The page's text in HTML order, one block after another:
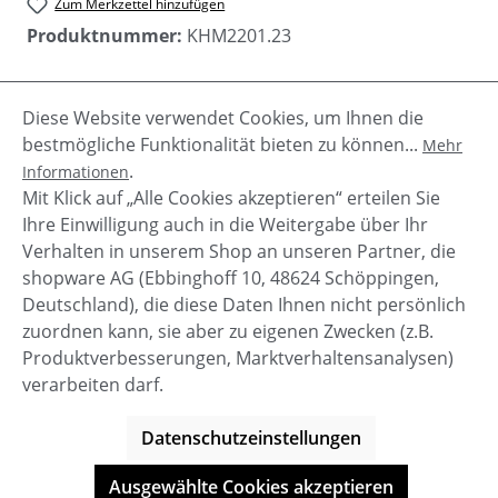
Zum Merkzettel hinzufügen
Produktnummer: KHM2201.23
Beschreibung
Die warme Herren Steppjacke CLOYD von Khujo für
Herren überzeugt durch den hohen Komfort gegen
die winterliche Kälte.Der hoh…Mehr
Service-Hotline
Informationen
Diese Website verwendet Cookies, um Ihnen die
bestmögliche Funktionalität bieten zu können... Mehr
Informationen.
Mit Klick auf „Alle Cookies akzeptieren“ erteilen Sie
Ihre Einwilligung auch in die Weitergabe über Ihr
Verhalten in unserem Shop an unseren Partner, die
shopware AG (Ebbinghoff 10, 48624 Schöppingen,
Deutschland), die diese Daten Ihnen nicht persönlich
zuordnen kann, sie aber zu eigenen Zwecken (z.B.
Produktverbesserungen, Marktverhaltensanalysen)
verarbeiten darf.
Datenschutzeinstellungen
Ausgewählte Cookies akzeptieren